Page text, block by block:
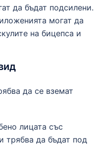
да бъдат подсилени.
могат да
на бицепса и
да се вземат
лицата със
трябва да бъдат под